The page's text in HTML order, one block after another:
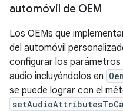
automóvil de OEM
Los OEMs que
del automóvil
configurar los
audio incluyéndolos en
se puede lograr con el